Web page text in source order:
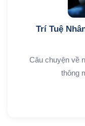
Trí Tuệ
Câu chuyện về
thông